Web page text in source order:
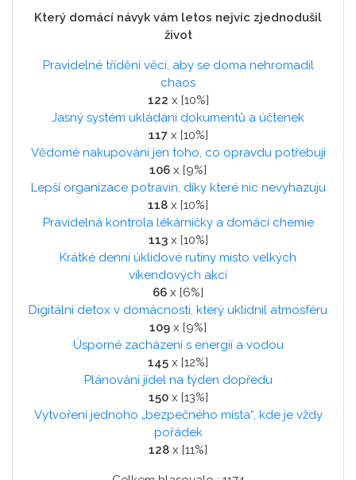
Který domácí návyk vám letos nejvíc zjednodušil
život
Pravidelné třídění věcí, aby se doma nehromadil
chaos
122 x [10%]
Jasný systém ukládání dokumentů a účtenek
117x [10%]
Vědomé nakupování jen toho, co opravdu potřebuji
106 x [9%]
Lepší organizace potravin, díky které nic nevyhazuju
118 x [10%]
Pravidelná kontrola lékárničky a domácí chemie
113x [10%]
Krátké denní úklidové rutiny místo velkých
víkendových akcí
66 x [6%]
Digitální detox v domácnosti, který uklidnil atmosféru
109 x [9%]
Úsporné zacházení s energií a vodou
145 x [12%]
Plánování jídel na týden dopředu
150x [13%]
Vytvoření jednoho „bezpečného místa“, kde je vždy
pořádek
128 x [11%]